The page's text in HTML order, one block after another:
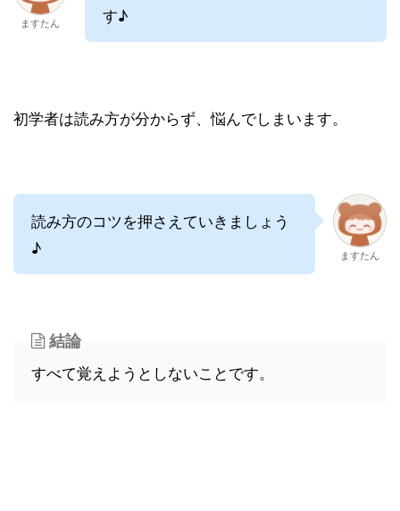
ますたん
す♪
初学者は読み方が分からず、悩んでしまいます。
読み方のコツを押さえていきましょう
♪
ますたん
結論
すべて覚えようとしないことです。